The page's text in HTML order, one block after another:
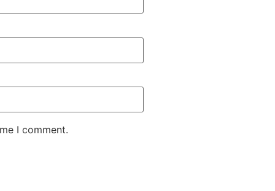
I comment.